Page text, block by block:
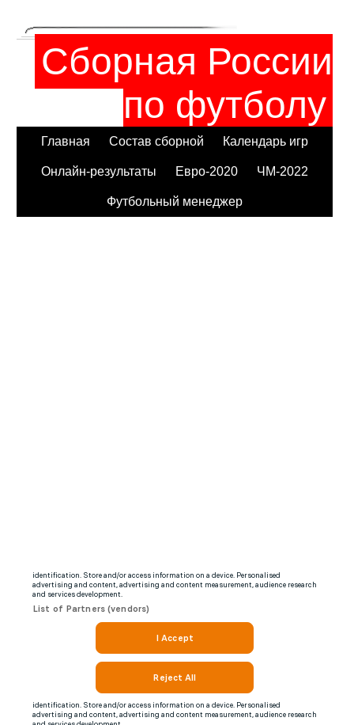
Сборная России
по футболу
Главная Состав сборной Календарь игр
Онлайн-результаты Евро-2020 ЧМ-2022
Футбольный менеджер